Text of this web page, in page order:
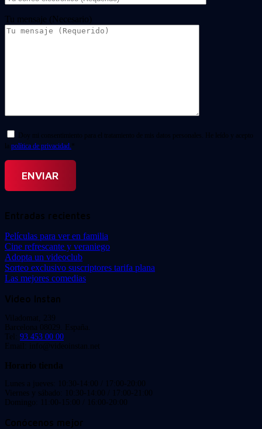
Tu mensaje (Necesario)
Doy mi consentimiento para el tratamiento de mis datos personales. He leído y acepto
la política de privacidad. *
Entradas recientes
Películas para ver en familia
Cine refrescante y veraniego
Adopta un videoclub
Sorteo exclusivo suscriptores tarifa plana
Las mejores comedias
Video Instan
Viladomat, 239
Barcelona 08029. España.
Tel: 93 453 00 00
Email: info@videoinstan.net
Horario tienda
Lunes a jueves: 10:30-14:00 / 17:00-20:00
Viernes y sábado: 10:30-14:00 / 17:00-21:00
Domingo: 11:00-15:00 / 16:00-20:00
Conócenos mejor